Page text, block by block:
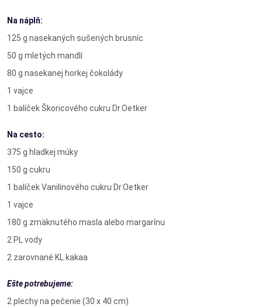
Na náplň:
125 g nasekaných sušených brusníc
50 g mletých mandlí
80 g nasekanej horkej čokolády
1 vajce
1 balíček Škoricového cukru Dr.Oetker
Na cesto:
375 g hladkej múky
150 g cukru
1 balíček Vanilínového cukru Dr.Oetker
1 vajce
180 g zmäknutého masla alebo margarínu
2 PL vody
2 zarovnané KL kakaa
Ešte potrebujeme:
2 plechy na pečenie (30 x 40 cm)